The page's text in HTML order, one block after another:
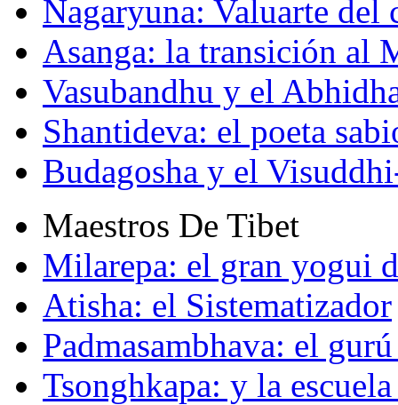
Nagaryuna: Valuarte del
Asanga: la transición al
Vasubandhu y el
Shantideva: el poeta
Budagosha y el
Maestros De Tibet
Milarepa: el gran yogui
Atisha: el Sistematizador
Padmasambhava: el
Tsonghkapa: y la